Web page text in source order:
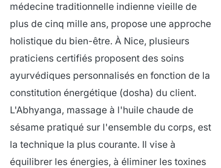
médecine traditionnelle indienne vieille de
plus de cinq mille ans, propose une approche
holistique du bien-être. À Nice, plusieurs
praticiens certifiés proposent des soins
ayurvédiques personnalisés en fonction de la
constitution énergétique (dosha) du client.
L'Abhyanga, massage à l'huile chaude de
sésame pratiqué sur l'ensemble du corps, est
la technique la plus courante. Il vise à
équilibrer les énergies, à éliminer les toxines